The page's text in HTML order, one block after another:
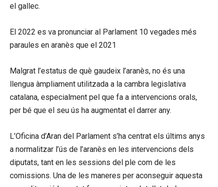
el gallec.
El 2022 es va pronunciar al Parlament 10 vegades més
paraules en aranès que el 2021
Malgrat l’estatus de què gaudeix l’aranès, no és una
llengua àmpliament utilitzada a la cambra legislativa
catalana, especialment pel que fa a intervencions orals,
per bé que el seu ús ha augmentat el darrer any.
L’Oficina d’Aran del Parlament s’ha centrat els últims anys
a normalitzar l’ús de l’aranès en les intervencions dels
diputats, tant en les sessions del ple com de les
comissions. Una de les maneres per aconseguir aquesta